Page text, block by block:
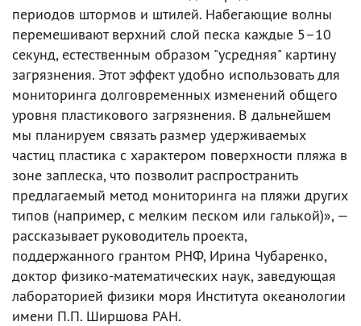
периодов штормов и штилей. Набегающие волны
перемешивают верхний слой песка каждые 5–10
секунд, естественным образом "усредняя" картину
загрязнения. Этот эффект удобно использовать для
мониторинга долговременных изменений общего
уровня пластикового загрязнения. В дальнейшем
мы планируем связать размер удерживаемых
частиц пластика с характером поверхности пляжа в
зоне заплеска, что позволит распространить
предлагаемый метод мониторинга на пляжи других
типов (например, с мелким песком или галькой)», —
рассказывает руководитель проекта,
поддержанного грантом РНФ, Ирина Чубаренко,
доктор физико-математических наук, заведующая
лабораторией физики моря Института океанологии
имени П.П. Ширшова РАН.